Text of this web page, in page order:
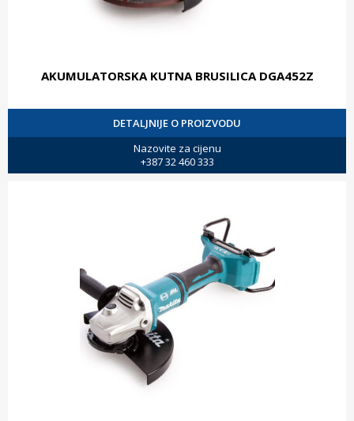
AKUMULATORSKA KUTNA BRUSILICA DGA452Z
DETALJNIJE O PROIZVODU
Nazovite za cijenu
+387 32 460 333